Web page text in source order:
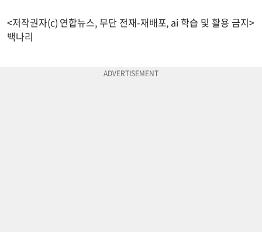
<저작권자(c) 연합뉴스, 무단 전재-재배포, ai 학습 및 활용 금지>
백나리